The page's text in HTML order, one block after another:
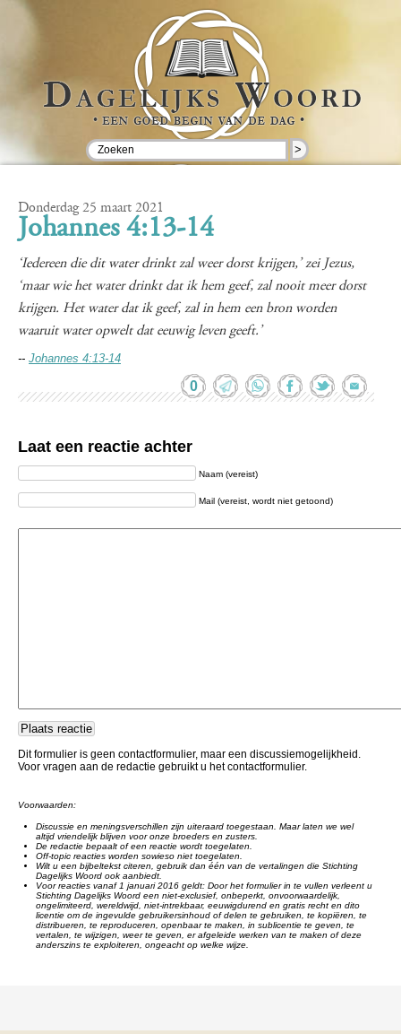
>
Donderdag 25 maart 2021
Johannes 4:13-14
‘Iedereen die dit water drinkt zal weer dorst krijgen,’ zei Jezus,
‘maar wie het water drinkt dat ik hem geef, zal nooit meer dorst
krijgen. Het water dat ik geef, zal in hem een bron worden
waaruit water opwelt dat eeuwig leven geeft.’
-- Johannes 4:13-14
0
Laat een reactie achter
Naam (vereist)
Mail (vereist, wordt niet getoond)
Dit formulier is geen contactformulier, maar een discussiemogelijkheid.
Voor vragen aan de redactie gebruikt u het contactformulier.
Voorwaarden:
Discussie en meningsverschillen zijn uiteraard toegestaan. Maar laten we wel
altijd vriendelijk blijven voor onze broeders en zusters.
De redactie bepaalt of een reactie wordt toegelaten.
Off-topic reacties worden sowieso niet toegelaten.
Wilt u een bijbeltekst citeren, gebruik dan één van de vertalingen die Stichting
Dagelijks Woord ook aanbiedt.
Voor reacties vanaf 1 januari 2016 geldt: Door het formulier in te vullen verleent u
Stichting Dagelijks Woord een niet-exclusief, onbeperkt, onvoorwaardelijk,
ongelimiteerd, wereldwijd, niet-intrekbaar, eeuwigdurend en gratis recht en dito
licentie om de ingevulde gebruikersinhoud of delen te gebruiken, te kopiëren, te
distribueren, te reproduceren, openbaar te maken, in sublicentie te geven, te
vertalen, te wijzigen, weer te geven, er afgeleide werken van te maken of deze
anderszins te exploiteren, ongeacht op welke wijze.